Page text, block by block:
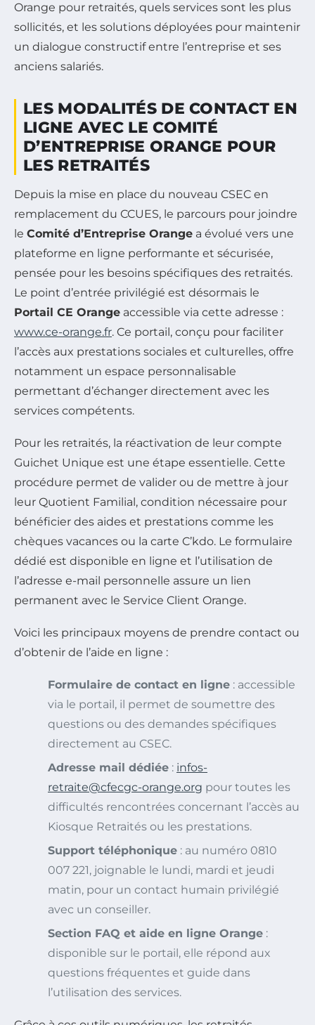
Orange pour retraités, quels services sont les plus
sollicités, et les solutions déployées pour maintenir
un dialogue constructif entre l’entreprise et ses
anciens salariés.
LES MODALITÉS DE CONTACT EN
LIGNE AVEC LE COMITÉ
D’ENTREPRISE ORANGE POUR
LES RETRAITÉS
Depuis la mise en place du nouveau CSEC en
remplacement du CCUES, le parcours pour joindre
le Comité d’Entreprise Orange a évolué vers une
plateforme en ligne performante et sécurisée,
pensée pour les besoins spécifiques des retraités.
Le point d’entrée privilégié est désormais le
Portail CE Orange accessible via cette adresse :
www.ce-orange.fr. Ce portail, conçu pour faciliter
l’accès aux prestations sociales et culturelles, offre
notamment un espace personnalisable
permettant d’échanger directement avec les
services compétents.
Pour les retraités, la réactivation de leur compte
Guichet Unique est une étape essentielle. Cette
procédure permet de valider ou de mettre à jour
leur Quotient Familial, condition nécessaire pour
bénéficier des aides et prestations comme les
chèques vacances ou la carte C’kdo. Le formulaire
dédié est disponible en ligne et l’utilisation de
l’adresse e-mail personnelle assure un lien
permanent avec le Service Client Orange.
Voici les principaux moyens de prendre contact ou
d’obtenir de l’aide en ligne :
Formulaire de contact en ligne : accessible
via le portail, il permet de soumettre des
questions ou des demandes spécifiques
directement au CSEC.
Adresse mail dédiée : infos-
retraite@cfecgc-orange.org pour toutes les
difficultés rencontrées concernant l’accès au
Kiosque Retraités ou les prestations.
Support téléphonique : au numéro 0810
007 221, joignable le lundi, mardi et jeudi
matin, pour un contact humain privilégié
avec un conseiller.
Section FAQ et aide en ligne Orange :
disponible sur le portail, elle répond aux
questions fréquentes et guide dans
l’utilisation des services.